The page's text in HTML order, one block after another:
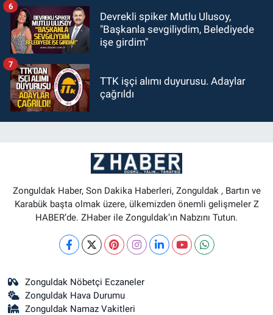
Devrekli spiker Mutlu Ulusoy,
"Başkanla sevgiliydim, Belediyede
işe girdim"
6
TTK işçi alımı duyurusu. Adaylar
çağrıldı
7
Zonguldak Haber, Son Dakika Haberleri, Zonguldak , Bartın ve
Karabük başta olmak üzere, ülkemizden önemli gelişmeler Z
HABER’de. ZHaber ile Zonguldak’ın Nabzını Tutun.
Zonguldak Nöbetçi Eczaneler
Zonguldak Hava Durumu
Zonguldak Namaz Vakitleri